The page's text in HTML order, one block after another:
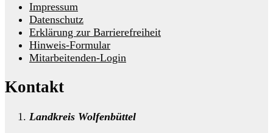
Impressum
Datenschutz
Erklärung zur Barrierefreiheit
Hinweis-Formular
Mitarbeitenden-Login
Kontakt
Landkreis Wolfenbüttel